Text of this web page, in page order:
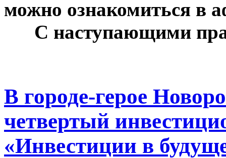
можно ознакомиться в
С наступающими
В городе-герое
четвертый
«Инвестиции в